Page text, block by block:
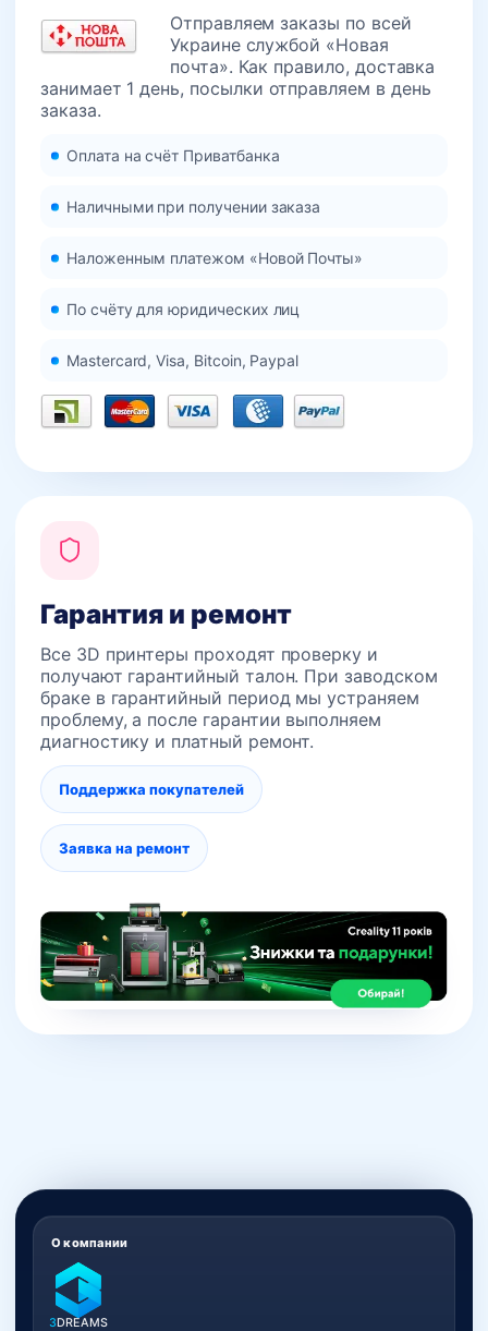
Отправляем заказы по всей
Украине службой «Новая
почта». Как правило, доставка
занимает 1 день, посылки отправляем в день
заказа.
Оплата на счёт Приватбанка
Наличными при получении заказа
Наложенным платежом «Новой Почты»
По счёту для юридических лиц
Mastercard, Visa, Bitcoin, Paypal
Гарантия и ремонт
Все 3D принтеры проходят проверку и
получают гарантийный талон. При заводском
браке в гарантийный период мы устраняем
проблему, а после гарантии выполняем
диагностику и платный ремонт.
Поддержка покупателей
Заявка на ремонт
О компании
3DREAMS